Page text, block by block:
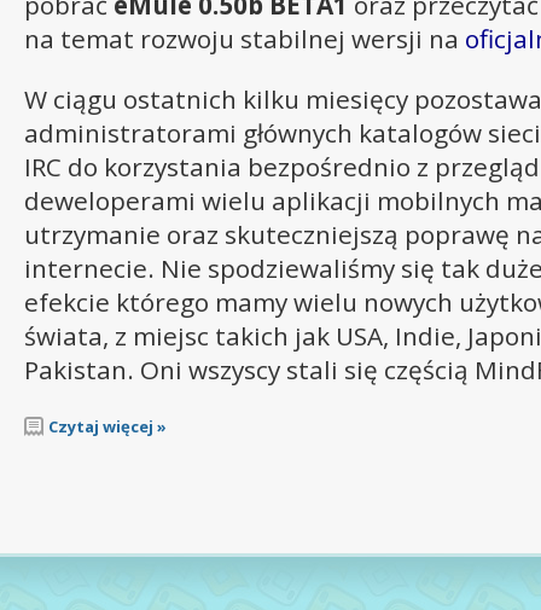
na temat rozwoju stabilnej wersji na
W ciągu ostatnich kilku miesięcy
administratorami głównych katalogów
IRC do korzystania bezpośrednio z
deweloperami wielu aplikacji mobilnych
utrzymanie oraz skuteczniejszą poprawę
internecie. Nie spodziewaliśmy się tak
efekcie którego mamy wielu nowych
świata, z miejsc takich jak USA, Indie,
Pakistan. Oni wszyscy stali się częścią
Czytaj więcej »